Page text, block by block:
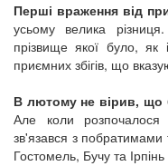
Перші враження від
усьому велика
прізвище якої було,
приємних збігів, що
В лютому не вірив, що
Але коли розпочалося
зв'язався з побратимами
Гостомель, Бучу та